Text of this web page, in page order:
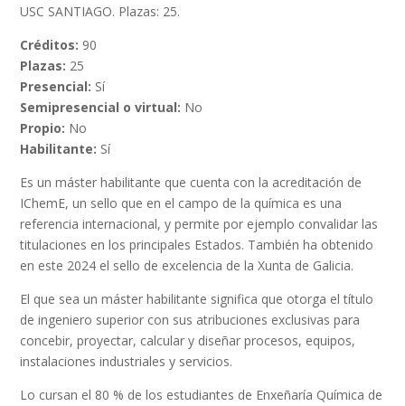
USC SANTIAGO. Plazas: 25.
Créditos: 90
Plazas: 25
Presencial: Sí
Semipresencial o virtual: No
Propio: No
Habilitante: Sí
Es un máster habilitante que cuenta con la acreditación de
IChemE, un sello que en el campo de la química es una
referencia internacional, y permite por ejemplo convalidar las
titulaciones en los principales Estados. También ha obtenido
en este 2024 el sello de excelencia de la Xunta de Galicia.
El que sea un máster habilitante significa que otorga el título
de ingeniero superior con sus atribuciones exclusivas para
concebir, proyectar, calcular y diseñar procesos, equipos,
instalaciones industriales y servicios.
Lo cursan el 80 % de los estudiantes de Enxeñaría Química de